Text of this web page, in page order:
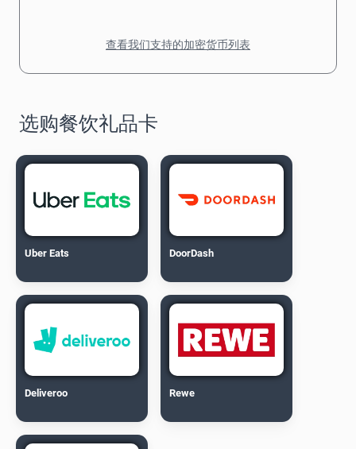
查看我们支持的加密货币列表
选购餐饮礼品卡
Uber Eats DoorDash
Deliveroo Rewe